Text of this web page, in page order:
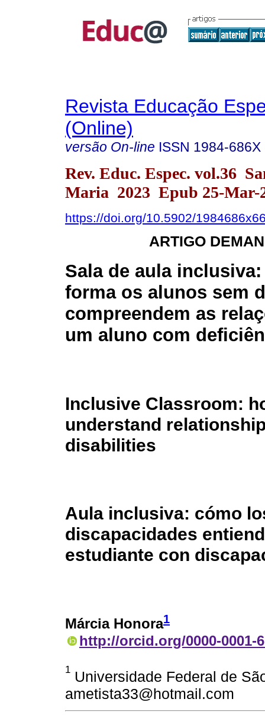
Revista Educação
(Online)
versão On-line ISSN 1984-686X
Rev. Educ. Espec. vol.36
Maria 2023 Epub 25-Mar-
https://doi.org/10.5902/
ARTIGO
Sala de aula
forma os alunos sem
compreendem as
um aluno com
Inclusive Classroom:
understand
disabilities
Aula inclusiva: cómo
discapacidades
estudiante con
Márcia Honora1
http://orcid.org/0000-0001-
1 Universidade Federal de
ametista33@hotmail.com